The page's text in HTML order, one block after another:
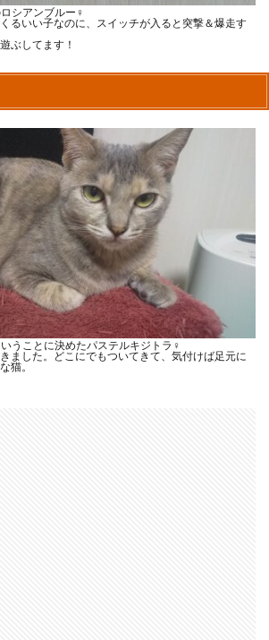
シアンブルー♀
るいい子なのに、スイッチが入ると突撃＆爆走す
ぶしてます！
うことに決めたパステルキジトラ♀
ました。どこにでもついてきて、気付けば足元に
猫。